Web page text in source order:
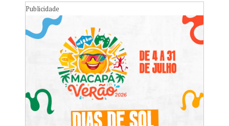
Publicidade